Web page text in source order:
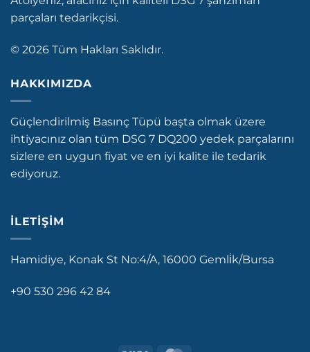
parçaları tedarikçisi.
© 2026 Tüm Hakları Saklıdır.
HAKKIMIZDA
Güçlendirilmiş Basınç Tüpü başta olmak üzere
ihtiyacınız olan tüm DSG 7 DQ200 yedek parçalarını
sizlere en uygun fiyat ve en iyi kalite ile tedarik
ediyoruz.
İLETIŞIM
Hamidiye, Konak St No:4/A, 16000 Gemli̇k/Bursa
+90 530 296 42 84